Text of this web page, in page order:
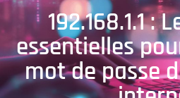
192.168.1.1 :
essentielles
mot de passe